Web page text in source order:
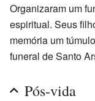
Organizaram um
espiritual. Seus
memória um
funeral de Santo
Pós-vida